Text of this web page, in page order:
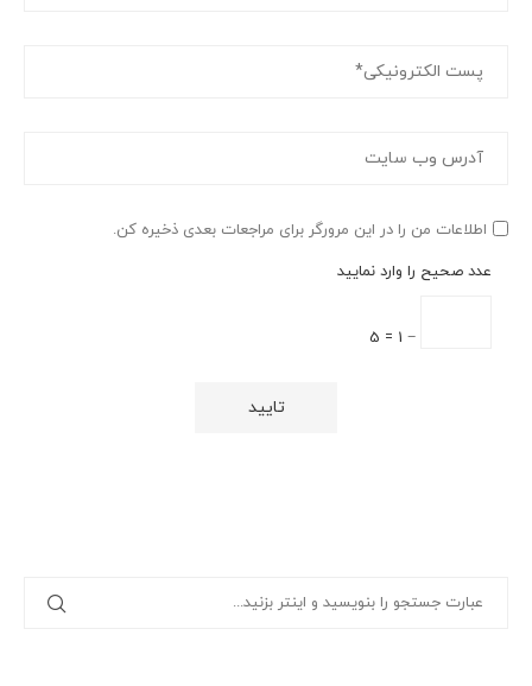
اطلاعات من را در این مرورگر برای مراجعات بعدی ذخیره کن.
عدد صحیح را وارد نمایید
− 1 = 5